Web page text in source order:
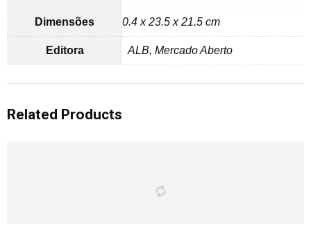
Dimensões 0.4 x 23.5 x 21.5 cm
Editora ALB, Mercado Aberto
Related Products